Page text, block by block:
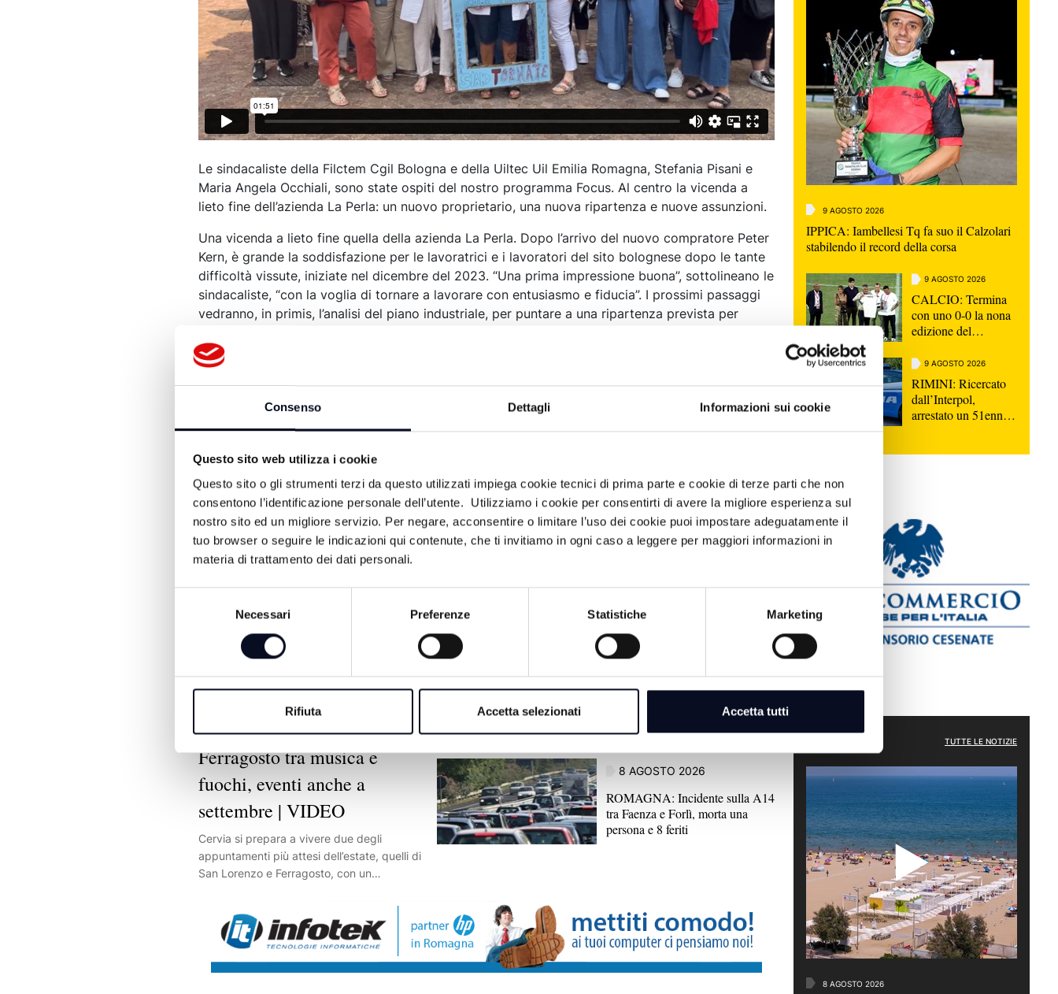
Consenso Dettagli Informazioni sui cookie
Questo sito web utilizza i cookie
Questo sito o gli strumenti terzi da questo utilizzati impiega cookie tecnici di prima parte e cookie di terze parti che non
consentono l’identificazione personale dell’utente. Utilizziamo i cookie per consentirti di avere la migliore esperienza sul
nostro sito ed un migliore servizio. Per negare, acconsentire o limitare l’uso dei cookie puoi impostare adeguatamente il
tuo browser o seguire le indicazioni qui contenute, che ti invitiamo in ogni caso a leggere per maggiori informazioni in
materia di trattamento dei dati personali.
Necessari Preferenze Statistiche Marketing
Rifiuta Accetta selezionati Accetta tutti
Le sindacaliste della Filctem Cgil Bologna e della Uiltec Uil Emilia Romagna, Stefania Pisani e
Maria Angela Occhiali, sono state ospiti del nostro programma Focus. Al centro la vicenda a
lieto fine dell’azienda La Perla: un nuovo proprietario, una nuova ripartenza e nuove assunzioni.
Una vicenda a lieto fine quella della azienda La Perla. Dopo l’arrivo del nuovo compratore Peter
Kern, è grande la soddisfazione per le lavoratrici e i lavoratori del sito bolognese dopo le tante
difficoltà vissute, iniziate nel dicembre del 2023. “Una prima impressione buona”, sottolineano le
sindacaliste, “con la voglia di tornare a lavorare con entusiasmo e fiducia”. I prossimi passaggi
vedranno, in primis, l’analisi del piano industriale, per puntare a una ripartenza prevista per
ALTRE NOTIZIE DI ATTUALITÀ
CERVIA: San Lorenzo e
Ferragosto tra musica e
fuochi, eventi anche a
settembre | VIDEO
Cervia si prepara a vivere due degli
appuntamenti più attesi dell’estate, quelli di
San Lorenzo e Ferragosto, con un
Romano, aveva appena compiuto
METEO: Cielo nuvoloso e
brezza leggera a Bologna nella
8 AGOSTO 2026
ROMAGNA: Incidente sulla A14
tra Faenza e Forlì, morta una
persona e 8 feriti
9 AGOSTO 2026
IPPICA: Iambellesi Tq fa suo il Calzolari
stabilendo il record della corsa
9 AGOSTO 2026
CALCIO: Termina
con uno 0-0 la nona
edizione del
9 AGOSTO 2026
RIMINI: Ricercato
dall’Interpol,
arrestato un 51enne
TUTTE LE NOTIZIE
8 AGOSTO 2026